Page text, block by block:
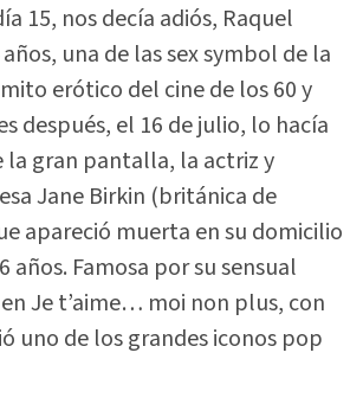
15, nos decía adiós, Raquel
una de las sex symbol de la
erótico del cine de los 60 y
después, el 16 de julio, lo hacía
la gran pantalla, la actriz y
Jane Birkin (británica de
apareció muerta en su domicilio
años. Famosa por su sensual
Je t’aime… moi non plus, con
uno de los grandes iconos pop